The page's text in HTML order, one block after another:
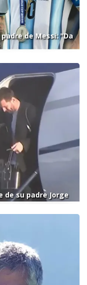
de Messi: "Da
de su padre Jorge